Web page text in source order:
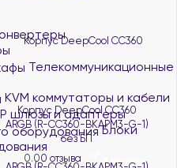
Телекоммуникационные
KVM коммутаторы и кабели
шлюзы и адаптеры
Блоки
Корпус DeepCool CC360
ARGB (R-CC360-BKAPM3-G-1)
без БП
0.00 отзыва В наличии